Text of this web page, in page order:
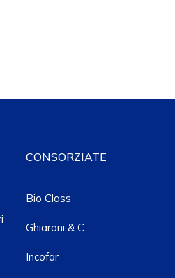
CONSORZIATE
Bio Class
Ghiaroni & C
Incofar